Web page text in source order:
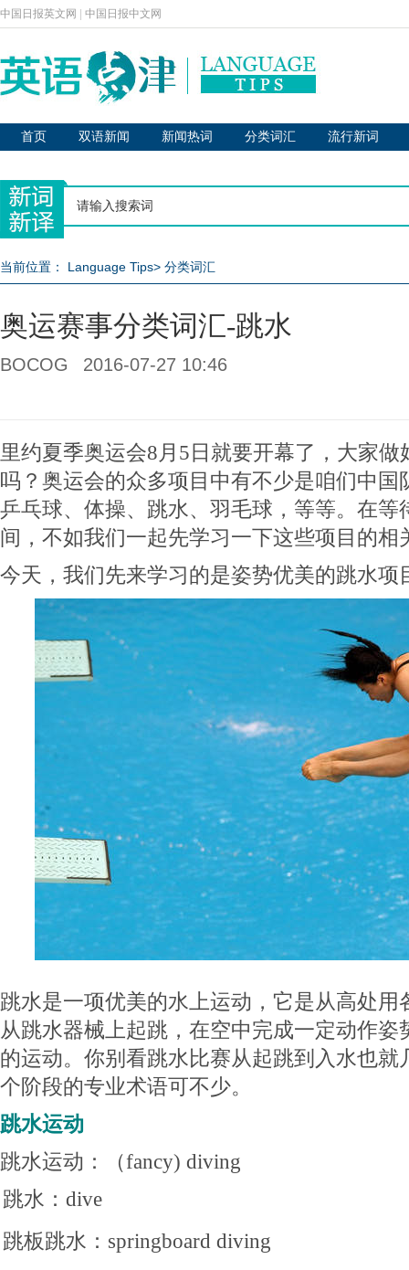
中国日报英文网 中国日报中文网
首页 双语新闻 新闻热词 分类词汇 流行新词
当前位置： Language Tips> 分类词汇
奥运赛事分类词汇-跳水
BOCOG 2016-07-27 10:46
里约夏季奥运会8月5日就要开幕了，大家
吗？奥运会的众多项目中有不少是咱们中国
乒乓球、体操、跳水、羽毛球，等等。在等
间，不如我们一起先学习一下这些项目的相
今天，我们先来学习的是姿势优美的跳水项
跳水是一项优美的水上运动，它是从高处用
从跳水器械上起跳，在空中完成一定动作姿
的运动。你别看跳水比赛从起跳到入水也就
个阶段的专业术语可不少。
跳水运动
跳水运动：（fancy) diving
跳水：dive
跳板跳水：springboard diving